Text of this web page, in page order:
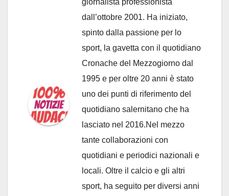
dall’ottobre 2001. Ha iniziato,
spinto dalla passione per lo
sport, la gavetta con il quotidiano
Cronache del Mezzogiorno dal
1995 e per oltre 20 anni è stato
uno dei punti di riferimento del
quotidiano salernitano che ha
lasciato nel 2016.Nel mezzo
tante collaborazioni con
quotidiani e periodici nazionali e
locali. Oltre il calcio e gli altri
sport, ha seguito per diversi anni